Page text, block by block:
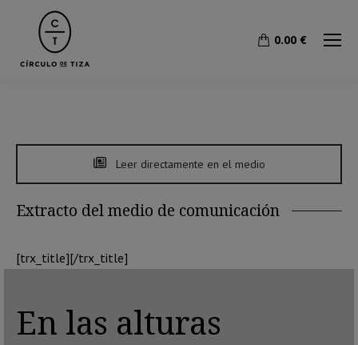
0.00 €
Leer directamente en el medio
Extracto del medio de comunicación
[trx_title][/trx_title]
En las alturas